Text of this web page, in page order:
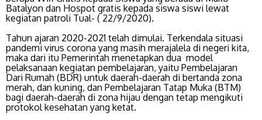
Batalyon dan Hospot gratis kepada siswa siswi lewat
kegiatan patroli Tual- ( 22/9/2020).
Tahun ajaran 2020-2021 telah dimulai. Terkendala situasi
pandemi virus corona yang masih merajalela di negeri kita,
maka dari itu Pemerintah menetapkan dua model
pelaksanaan kegiatan pembelajaran, yaitu Pembelajaran
Dari Rumah (BDR) untuk daerah-daerah di bertanda zona
merah, dan kuning, dan Pembelajaran Tatap Muka (BTM)
bagi daerah-daerah di zona hijau dengan tetap mengikuti
protokol kesehatan yang ketat.